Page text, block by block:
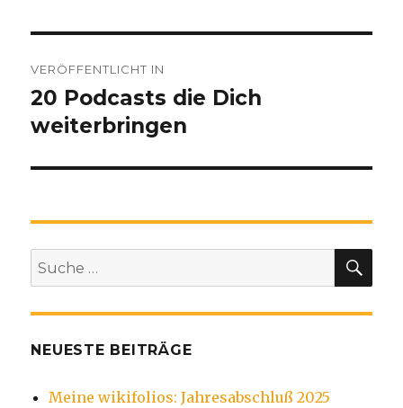
VERÖFFENTLICHT IN
20 Podcasts die Dich
weiterbringen
Suche
nach:
NEUESTE BEITRÄGE
Meine wikifolios: Jahresabschluß 2025